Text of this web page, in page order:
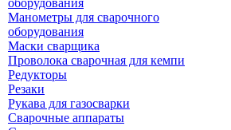
оборудования
Манометры для сварочного
оборудования
Маски сварщика
Проволока сварочная для кемпи
Редукторы
Резаки
Рукава для газосварки
Сварочные аппараты